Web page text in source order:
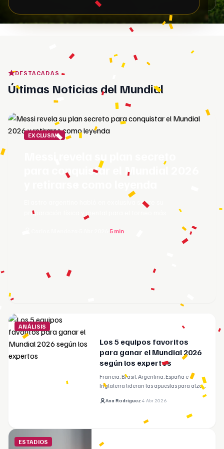
DESTACADAS
Últimas Noticias del Mundial
EXCLUSIVA
para conquistar el Mundial 2026
El astro argentino habló en exclusiva sobre su
preparación física y mental para el torneo más
5 min
ANÁLISIS
Los 5 equipos favoritos
para ganar el Mundial 2026
según los expertos
Francia, Brasil, Argentina, España e
Inglaterra lideran las apuestas para alzar
Ana Rodríguez·4 Abr 2026
ESTADIOS